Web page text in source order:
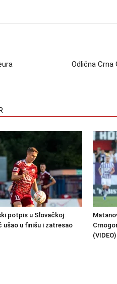
Odlična Crna
potpis u Slovačkoj:
ušao u finišu i zatresao
(VIDEO)